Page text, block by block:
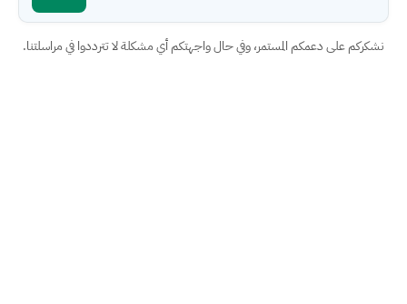
نشكركم على دعمكم المستمر، وفي حال واجهتكم أي مشكلة لا تترددوا في مراسلتنا.